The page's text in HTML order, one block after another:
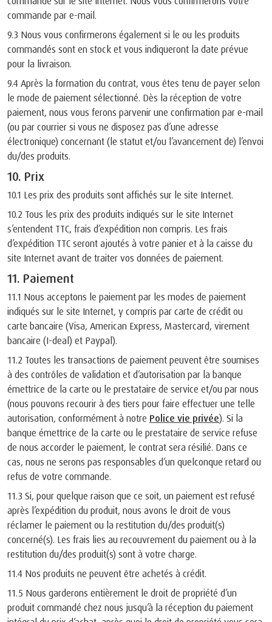
commande par e-mail.
9.3 Nous vous confirmerons également si le ou les produits
commandés sont en stock et vous indiqueront la date prévue
pour la livraison.
9.4 Après la formation du contrat, vous êtes tenu de payer selon
le mode de paiement sélectionné. Dès la réception de votre
paiement, nous vous ferons parvenir une confirmation par e-mail
(ou par courrier si vous ne disposez pas d’une adresse
électronique) concernant (le statut et/ou l’avancement de) l’envoi
du/des produits.
10. Prix
10.1 Les prix des produits sont affichés sur le site Internet.
10.2 Tous les prix des produits indiqués sur le site Internet
s’entendent TTC, frais d’expédition non compris. Les frais
d’expédition TTC seront ajoutés à votre panier et à la caisse du
site Internet avant de traiter vos données de paiement.
11. Paiement
11.1 Nous acceptons le paiement par les modes de paiement
indiqués sur le site Internet, y compris par carte de crédit ou
carte bancaire (Visa, American Express, Mastercard, virement
bancaire (I-deal) et Paypal).
11.2 Toutes les transactions de paiement peuvent être soumises
à des contrôles de validation et d’autorisation par la banque
émettrice de la carte ou le prestataire de service et/ou par nous
(nous pouvons recourir à des tiers pour faire effectuer une telle
autorisation, conformément à notre Police vie privée). Si la
banque émettrice de la carte ou le prestataire de service refuse
de nous accorder le paiement, le contrat sera résilié. Dans ce
cas, nous ne serons pas responsables d’un quelconque retard ou
refus de votre commande.
11.3 Si, pour quelque raison que ce soit, un paiement est refusé
après l’expédition du produit, nous avons le droit de vous
réclamer le paiement ou la restitution du/des produit(s)
concerné(s). Les frais lies au recouvrement du paiement ou à la
restitution du/des produit(s) sont à votre charge.
11.4 Nos produits ne peuvent être achetés à crédit.
11.5 Nous garderons entièrement le droit de propriété d’un
produit commandé chez nous jusqu’à la réception du paiement